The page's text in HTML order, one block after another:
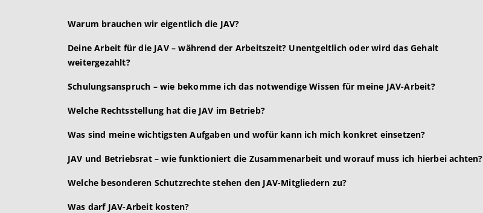
Warum brauchen wir eigentlich die JAV?
Deine Arbeit für die JAV – während der Arbeitszeit? Unentgeltlich oder wird das Gehalt
weitergezahlt?
Schulungsanspruch – wie bekomme ich das notwendige Wissen für meine JAV-Arbeit?
Welche Rechtsstellung hat die JAV im Betrieb?
Was sind meine wichtigsten Aufgaben und wofür kann ich mich konkret einsetzen?
JAV und Betriebsrat – wie funktioniert die Zusammenarbeit und worauf muss ich hierbei achten?
Welche besonderen Schutzrechte stehen den JAV-Mitgliedern zu?
Was darf JAV-Arbeit kosten?